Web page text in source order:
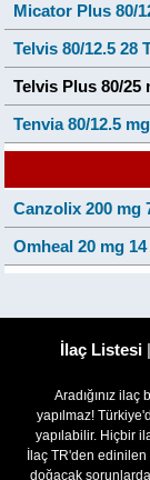
Micator Plus 80/
Telvis 80/12.5 28
Telvis Plus 80/25
Tenvia 80/12.5
Canzolix 200 mg
Omheal 20 mg
İlaç Listesi |
Aradığınız
yapılmaz!
yapılabilir. Hiçbir
İlaç TR'den
doğacak